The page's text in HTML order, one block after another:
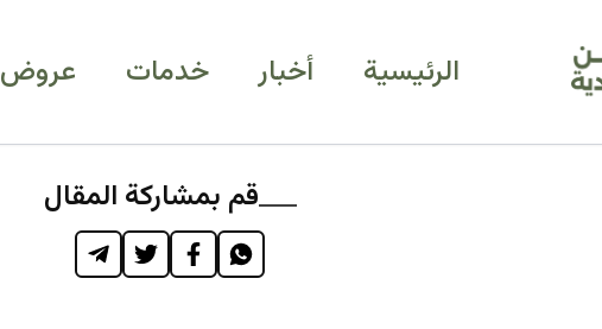
الرئيسية أخبار خدمات عروض
قم بمشاركة المقال